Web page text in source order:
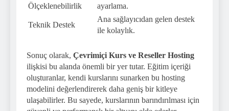
Ölçeklenebilirlik
ayarlama.
Teknik Destek
Ana sağlayıcıdan gelen destek
ile kolaylık.
Sonuç olarak, Çevrimiçi Kurs ve Reseller Hosting
ilişkisi bu alanda önemli bir yer tutar. Eğitim içeriği
oluşturanlar, kendi kurslarını sunarken bu hosting
modelini değerlendirerek daha geniş bir kitleye
ulaşabilirler. Bu sayede, kurslarının barındırılması için